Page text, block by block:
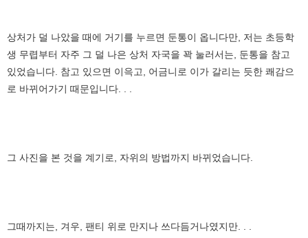
상처가 덜 나았을 때에 거기를 누르면 둔통이 옵니다만, 저는 초등학
생 무렵부터 자주 그 덜 나은 상처 자국을 꽉 눌러서는, 둔통을 참고
있었습니다. 참고 있으면 이윽고, 어금니로 이가 갈리는 듯한 쾌감으
로 바뀌어가기 때문입니다. . .
그 사진을 본 것을 계기로, 자위의 방법까지 바뀌었습니다.
그때까지는, 겨우, 팬티 위로 만지나 쓰다듬거나였지만. . .